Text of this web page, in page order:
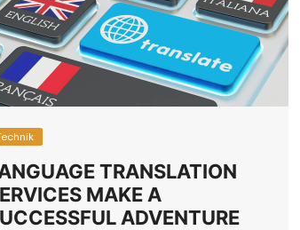
TRANSLATION
MAKE A
ADVENTURE